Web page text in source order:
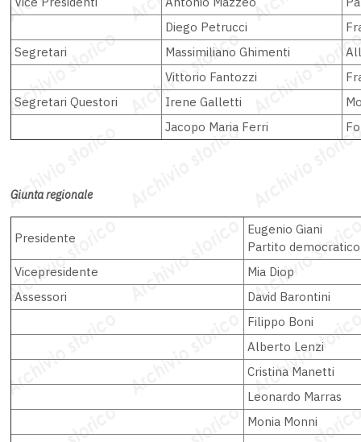
Diego Petrucci
Segretari
Massimiliano Ghimenti
Vittorio Fantozzi
Segretari Questori
Irene Galletti
Jacopo Maria Ferri
Giunta regionale
Presidente
Eugenio Giani
Partito democratico
Vicepresidente
Mia Diop
Assessori
David Barontini
Filippo Boni
Alberto Lenzi
Cristina Manetti
Leonardo Marras
Monia Monni